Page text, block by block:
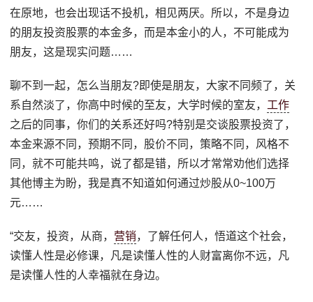
在原地，也会出现话不投机，相见两厌。所以，不是身边
的朋友投资股票的本金多，而是本金小的人，不可能成为
朋友，这是现实问题……
聊不到一起，怎么当朋友?即使是朋友，大家不同频了，关
系自然淡了，你高中时候的至友，大学时候的室友， 工作
之后的同事，你们的关系还好吗?特别是交谈股票投资了，
本金来源不同，预期不同，股价不同，策略不同，风格不
同，就不可能共鸣，说了都是错，所以才常常劝他们选择
其他博主为盼，我是真不知道如何通过炒股从0~100万
元……
“交友，投资，从商， 营销，了解任何人，悟道这个社会，
读懂人性是必修课，凡是读懂人性的人财富离你不远，凡
是读懂人性的人幸福就在身边。